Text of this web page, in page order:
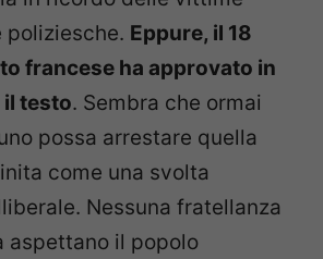
poliziesche. Eppure, il 18
francese ha approvato in
testo. Sembra che ormai
possa arrestare quella
come una svolta
Nessuna fratellanza
aspettano il popolo